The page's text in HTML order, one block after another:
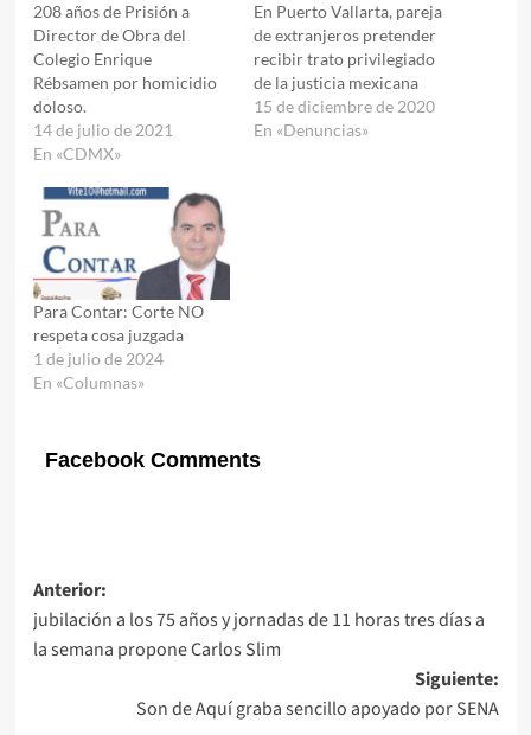
208 años de Prisión a
Director de Obra del
Colegio Enrique
Rébsamen por homicidio
doloso.
14 de julio de 2021
En «CDMX»
En Puerto Vallarta, pareja
de extranjeros pretender
recibir trato privilegiado
de la justicia mexicana
15 de diciembre de 2020
En «Denuncias»
Para Contar: Corte NO
respeta cosa juzgada
1 de julio de 2024
En «Columnas»
Facebook Comments
Navegación
de
entradas
Anterior:
jubilación a los 75 años y jornadas de 11 horas tres días a
la semana propone Carlos Slim
Siguiente:
Son de Aquí graba sencillo apoyado por SENA